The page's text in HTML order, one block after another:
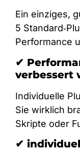
Ein einziges,
5
Performance
✔
verbessert
Individuelle
Sie wirklich
Skripte oder
✔